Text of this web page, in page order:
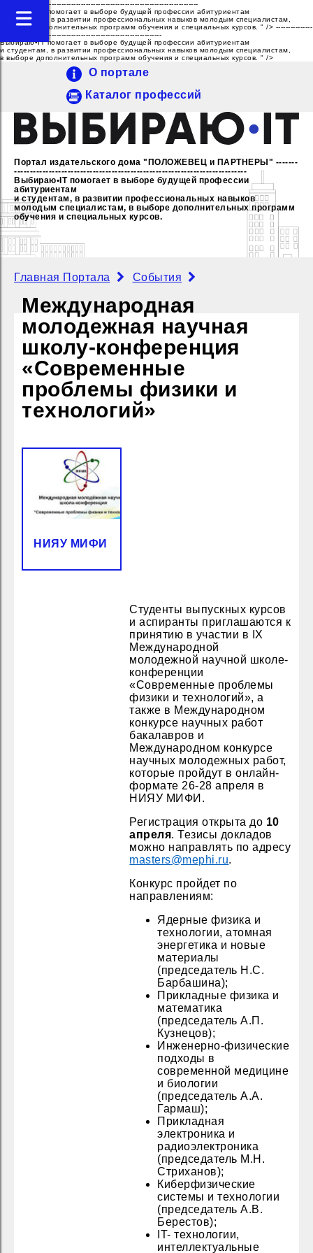
---------------------------------------------------------------------------------
Выбираю•IT помогает в выборе будущей профессии абитуриентам
и студентам, в развитии профессиональных навыков молодым специалистам,
в выборе дополнительных программ обучения и специальных курсов. " /> ---------------
------------------------------------------------------------------
Выбираю•IT помогает в выборе будущей профессии абитуриентам
и студентам, в развитии профессиональных навыков молодым специалистам,
в выборе дополнительных программ обучения и специальных курсов. " />
Портал издательского дома "ПОЛОЖЕВЕЦ и ПАРТНЕРЫ" -------
--------------------------------------------------------------------------
Выбираю•IT помогает в выборе будущей профессии
абитуриентам
и студентам, в развитии профессиональных навыков
молодым специалистам, в выборе дополнительных программ
обучения и специальных курсов.
О портале
Каталог профессий
Главная Портала События
Международная
молодежная научная
школу-конференция
«Современные
проблемы физики и
технологий»
НИЯУ МИФИ
Студенты выпускных курсов
и аспиранты приглашаются к
принятию в участии в IX
Международной
молодежной научной школе-
конференции
«Современные проблемы
физики и технологий», а
также в Международном
конкурсе научных работ
бакалавров и
Международном конкурсе
научных молодежных работ,
которые пройдут в онлайн-
формате 26-28 апреля в
НИЯУ МИФИ.
Регистрация открыта до 10
апреля. Тезисы докладов
можно направлять по адресу
masters@mephi.ru.
Конкурс пройдет по
направлениям:
Ядерные физика и
технологии, атомная
энергетика и новые
материалы
(председатель Н.С.
Барбашина);
Прикладные физика и
математика
(председатель А.П.
Кузнецов);
Инженерно-физические
подходы в
современной медицине
и биологии
(председатель А.А.
Гармаш);
Прикладная
электроника и
радиоэлектроника
(председатель М.Н.
Стриханов);
Киберфизические
системы и технологии
(председатель А.В.
Берестов);
IT- технологии,
интеллектуальные